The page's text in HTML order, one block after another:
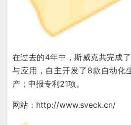
在过去的4年中，斯威克共完成
与应用，自主开发了8款自动化
产；申报专利21项。
网站：http://www.sveck.cn/